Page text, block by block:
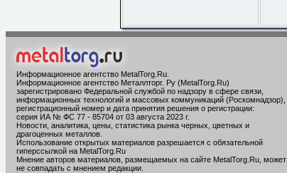
Информационное агентство MetalTorg.Ru
Информационное агентство Металлторг. Ру (MetalTorg.Ru)
зарегистрировано Федеральной службой по надзору в сфере связи,
информационных технологий и массовых коммуникаций (Роскомнадзор),
регистрационный номер и дата принятия решения о регистрации:
серия ИА № ФС 77 - 85704 от 03 августа 2023 г.
Новости, аналитика, цены, статистика рынка черных, цветных и
драгоценных металлов.
Использование открытых материалов разрешается с обязательной
гиперссылкой на MetalTorg.Ru
Мнение авторов материалов, размещаемых на сайте MetalTorg.Ru, может
не совпадать с мнением редакции.